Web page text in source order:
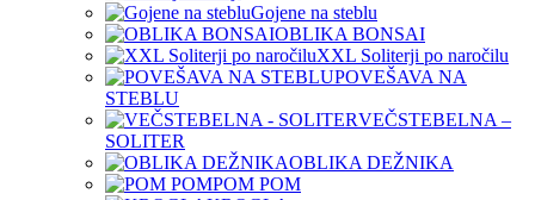
Gojene na steblu
OBLIKA BONSAI
XXL Soliterji po naročilu
POVEŠAVA NA
STEBLU
VEČSTEBELNA –
SOLITER
OBLIKA DEŽNIKA
POM POM